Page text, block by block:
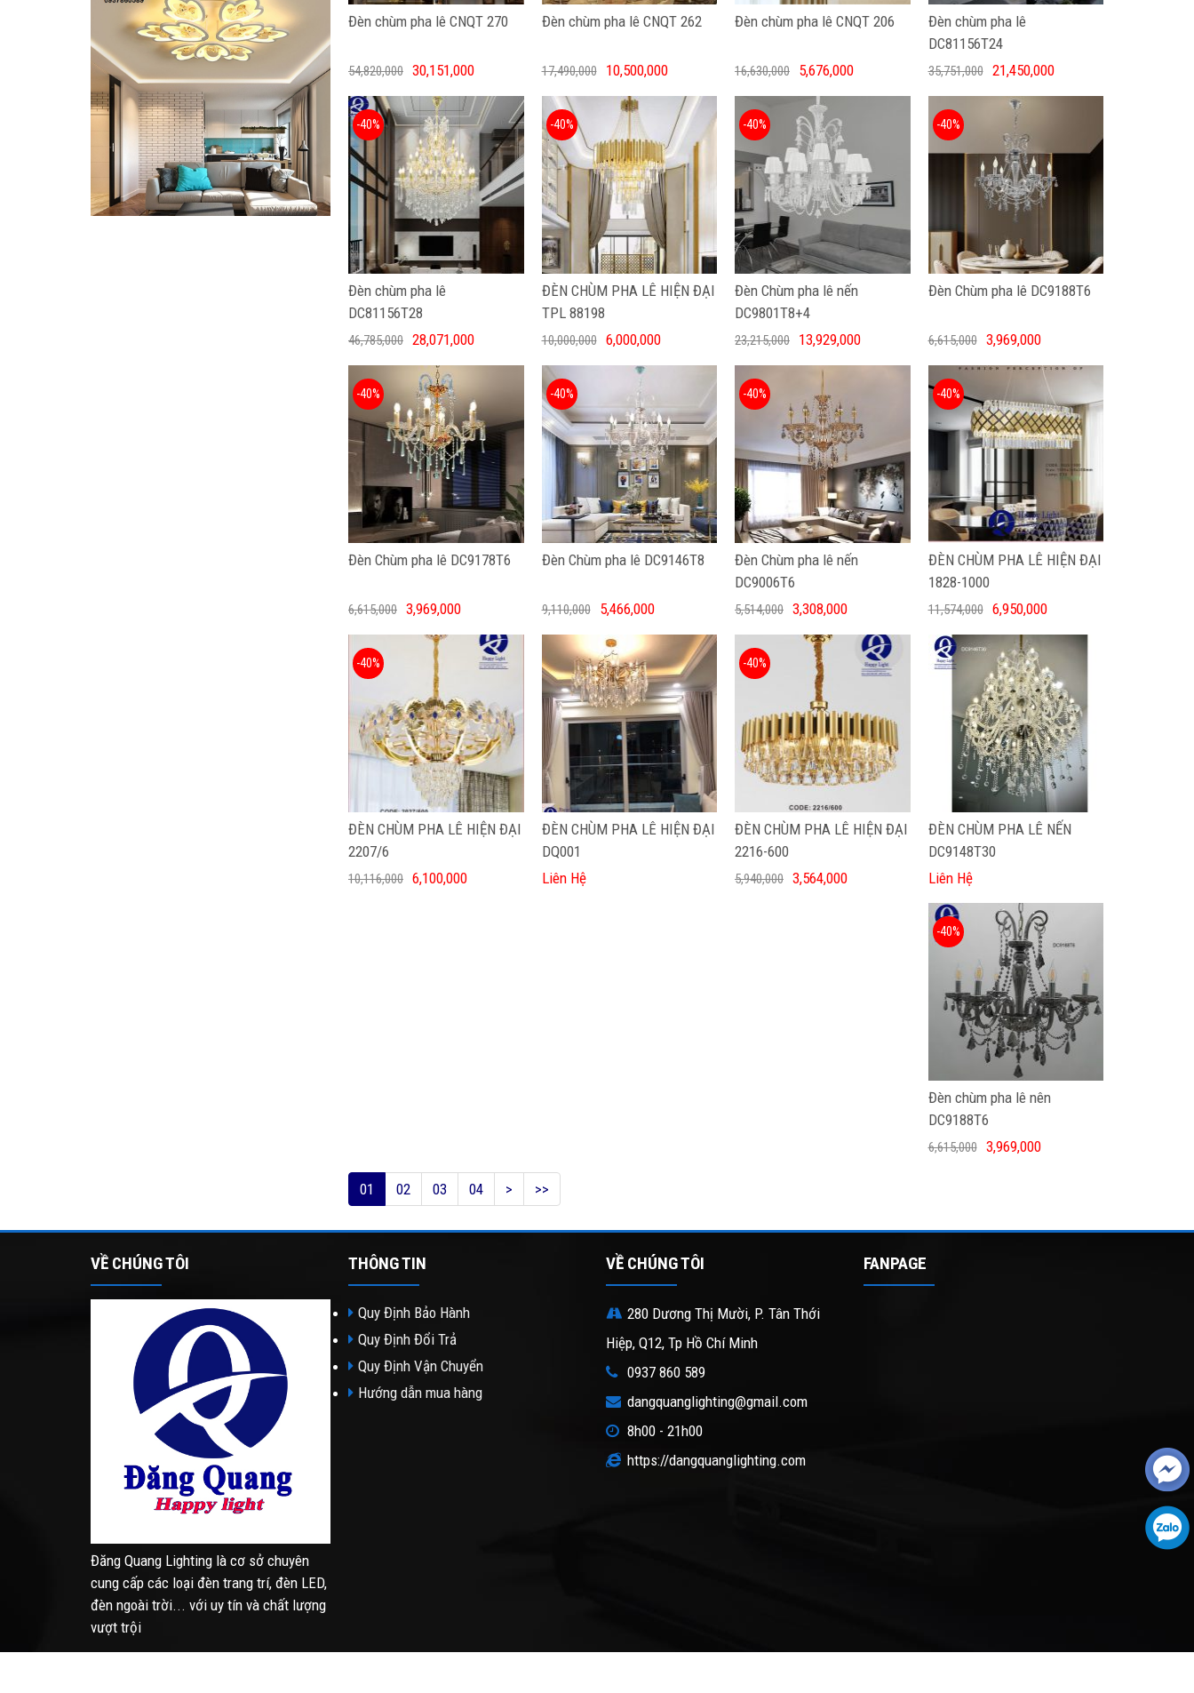
Đèn chùm pha lê CNQT 270
54,820,000 30,151,000
Đèn chùm pha lê CNQT 262
17,490,000 10,500,000
Đèn chùm pha lê CNQT 206
16,630,000 5,676,000
Đèn chùm pha lê
DC81156T24
35,751,000 21,450,000
Đèn chùm pha lê
DC81156T28
-40%
46,785,000 28,071,000
ĐÈN CHÙM PHA LÊ HIỆN ĐẠI
TPL 88198
-40%
10,000,000 6,000,000
Đèn Chùm pha lê nến
DC9801T8+4
-40%
23,215,000 13,929,000
Đèn Chùm pha lê DC9188T6
-40%
6,615,000 3,969,000
Đèn Chùm pha lê DC9178T6
-40%
6,615,000 3,969,000
Đèn Chùm pha lê DC9146T8
-40%
9,110,000 5,466,000
Đèn Chùm pha lê nến
DC9006T6
-40%
5,514,000 3,308,000
ĐÈN CHÙM PHA LÊ HIỆN ĐẠI
1828-1000
-40%
11,574,000 6,950,000
ĐÈN CHÙM PHA LÊ HIỆN ĐẠI
2207/6
-40%
10,116,000 6,100,000
ĐÈN CHÙM PHA LÊ HIỆN ĐẠI
DQ001
Liên Hệ
ĐÈN CHÙM PHA LÊ HIỆN ĐẠI
2216-600
-40%
5,940,000 3,564,000
ĐÈN CHÙM PHA LÊ NẾN
DC9148T30
Liên Hệ
Đèn chùm pha lê nên
DC9188T6
-40%
6,615,000 3,969,000
01 02 03 04 > >>
VỀ CHÚNG TÔI
Đăng Quang Lighting là cơ sở chuyên
cung cấp các loại đèn trang trí, đèn LED,
đèn ngoài trời... với uy tín và chất lượng
vượt trội
THÔNG TIN
Quy Định Bảo Hành
Quy Định Đổi Trả
Quy Định Vận Chuyển
Hướng dẫn mua hàng
VỀ CHÚNG TÔI
280 Dương Thị Mười, P. Tân Thới
Hiệp, Q12, Tp Hồ Chí Minh
0937 860 589
dangquanglighting@gmail.com
8h00 - 21h00
https://dangquanglighting.com
FANPAGE